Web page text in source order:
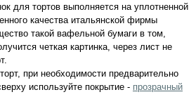
для тортов выполняется на уплотненной
качества итальянской фирмы
такой вафельной бумаги в том,
четкая картинка, через лист не
при необходимости предварительно
используйте покрытие - прозрачный